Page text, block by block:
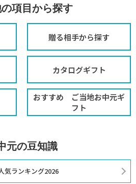
項目から探す
贈る相手から探す
カタログギフト
おすすめ ご当地お中元ギ
フト
元の豆知識
気ランキング2026